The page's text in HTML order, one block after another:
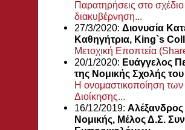
Παρατηρήσεις στο σχέδιο
διακυβέρνηση...
27/3/2020: Διονυσία
Καθηγήτρια, King`s
Μετοχική Εποπτεία
20/1/2020: Ευάγγελος
της Νομικής Σχολής
Η ονομαστικοποίηση των
Διοίκησης...
16/12/2019:
Νομικής, Μέλος Δ.Σ.